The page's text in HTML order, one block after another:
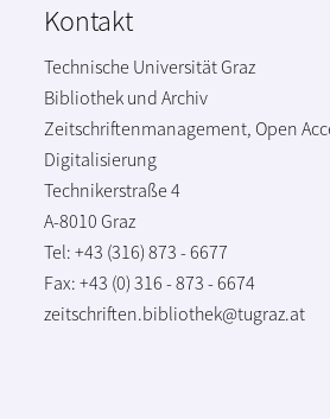
Kontakt
Technische Universität Graz
Bibliothek und Archiv
Zeitschriftenmanagement, Open
Digitalisierung
Technikerstraße 4
A-8010 Graz
Tel: +43 (316) 873 - 6677
Fax: +43 (0) 316 - 873 - 6674
zeitschriften.bibliothek@tugraz.at